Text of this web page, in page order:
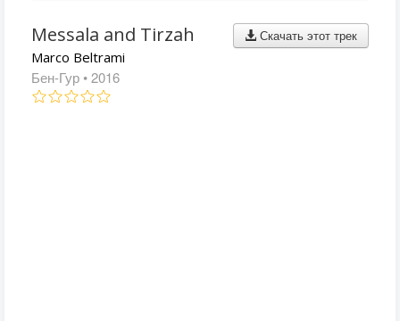
Скачать этот трек
Messala and Tirzah
Marco Beltrami
Бен-Гур • 2016